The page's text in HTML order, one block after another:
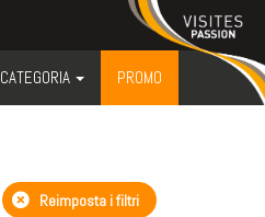
CATEGORIA PROMO
Reimposta i filtri